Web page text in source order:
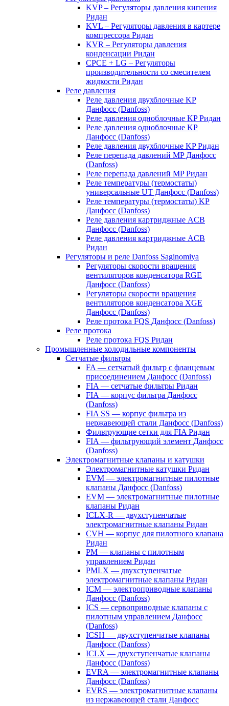
KVP – Регуляторы давления кипения
Ридан
KVL – Регуляторы давления в картере
компрессора Ридан
KVR – Регуляторы давления
конденсации Ридан
CPCE + LG – Регуляторы
производительности со смесителем
жидкости Ридан
Реле давления
Реле давления двухблочные KP
Данфосс (Danfoss)
Реле давления одноблочные KP Ридан
Реле давления одноблочные KP
Данфосс (Danfoss)
Реле давления двухблочные KP Ридан
Реле перепада давлений MP Данфосс
(Danfoss)
Реле перепада давлений MP Ридан
Реле температуры (термостаты)
универсальные UT Данфосс (Danfoss)
Реле температуры (термостаты) KP
Данфосс (Danfoss)
Реле давления картриджные ACB
Данфосс (Danfoss)
Реле давления картриджные ACB
Ридан
Регуляторы и реле Danfoss Saginomiya
Регуляторы скорости вращения
вентиляторов конденсатора RGE
Данфосс (Danfoss)
Регуляторы скорости вращения
вентиляторов конденсатора XGE
Данфосс (Danfoss)
Реле протока FQS Данфосс (Danfoss)
Реле протока
Реле протока FQS Ридан
Промышленные холодильные компоненты
Сетчатые фильтры
FA — сетчатый фильтр с фланцевым
присоединением Данфосс (Danfoss)
FIA — сетчатые фильтры Ридан
FIA — корпус фильтра Данфосс
(Danfoss)
FIA SS — корпус фильтра из
нержавеющей стали Данфосс (Danfoss)
Фильтрующие сетки для FIA Ридан
FIA — фильтрующий элемент Данфосс
(Danfoss)
Электромагнитные клапаны и катушки
Электромагнитные катушки Ридан
EVM — электромагнитные пилотные
клапаны Данфосс (Danfoss)
EVM — электромагнитные пилотные
клапаны Ридан
ICLX-R — двухступенчатые
электромагнитные клапаны Ридан
CVH — корпус для пилотного клапана
Ридан
PM — клапаны с пилотным
управлением Ридан
PMLX — двухступенчатые
электромагнитные клапаны Ридан
ICM — электроприводные клапаны
Данфосс (Danfoss)
ICS — сервоприводные клапаны с
пилотным управлением Данфосс
(Danfoss)
ICSH — двухступенчатые клапаны
Данфосс (Danfoss)
ICLX — двухступенчатые клапаны
Данфосс (Danfoss)
EVRA — электромагнитные клапаны
Данфосс (Danfoss)
EVRS — электромагнитные клапаны
из нержавеющей стали Данфосс